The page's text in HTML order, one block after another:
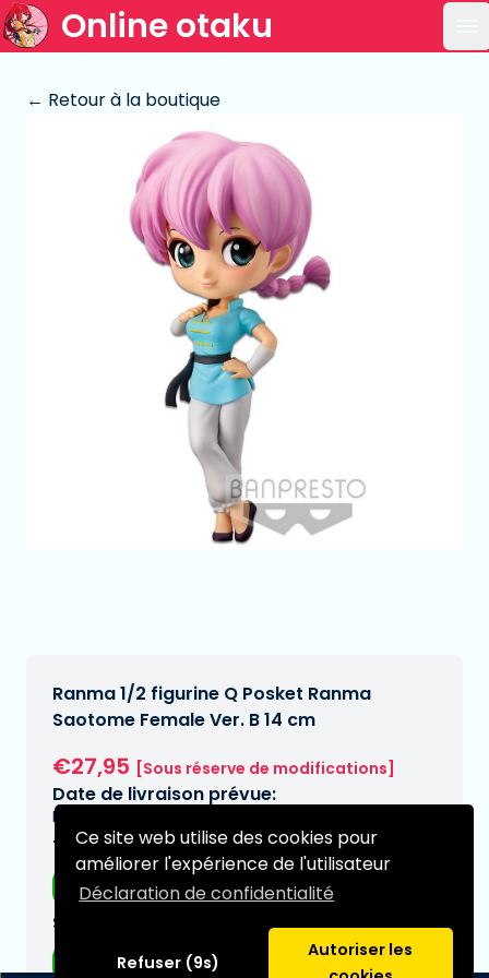
Ce site web utilise des cookies pour
améliorer l'expérience de l'utilisateur
Déclaration de confidentialité
Refuser (9s)
Autoriser les
Online otaku
← Retour à la boutique
Ranma 1/2 figurine Q Posket Ranma
Saotome Female Ver. B 14 cm
€27,95 [Sous réserve de modifications]
Date de livraison prévue:
N/A
Type:
Figurines d'anime
Série:
Ranma